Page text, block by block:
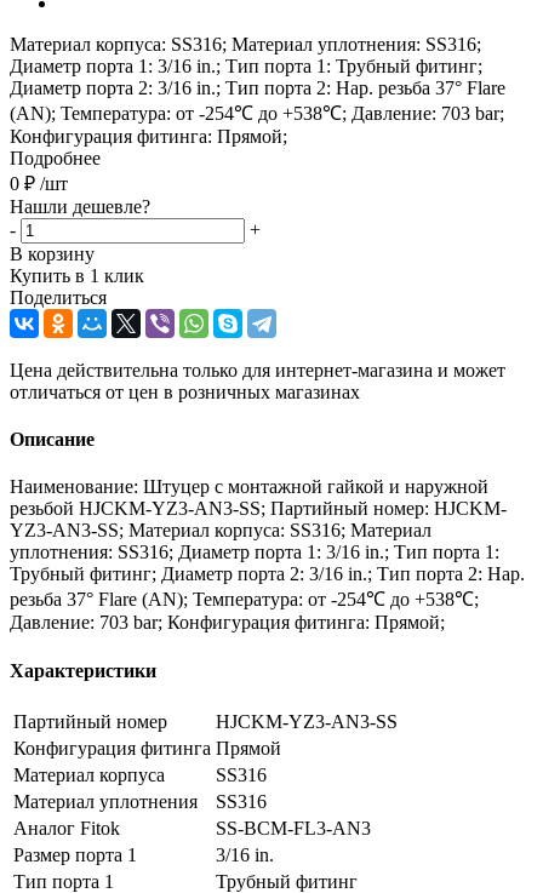
Материал корпуса: SS316; Материал уплотнения: SS316;
Диаметр порта 1: 3/16 in.; Тип порта 1: Трубный фитинг;
Диаметр порта 2: 3/16 in.; Тип порта 2: Нар. резьба 37° Flare
(AN); Температура: от -254℃ до +538℃; Давление: 703 bar;
Конфигурация фитинга: Прямой;
Подробнее
0 ₽ /шт
Нашли дешевле?
-
+
В корзину
Купить в 1 клик
Поделиться
Цена действительна только для интернет-магазина и может
отличаться от цен в розничных магазинах
Описание
Наименование: Штуцер с монтажной гайкой и наружной
резьбой HJCKM-YZ3-AN3-SS; Партийный номер: HJCKM-
YZ3-AN3-SS; Материал корпуса: SS316; Материал
уплотнения: SS316; Диаметр порта 1: 3/16 in.; Тип порта 1:
Трубный фитинг; Диаметр порта 2: 3/16 in.; Тип порта 2: Нар.
резьба 37° Flare (AN); Температура: от -254℃ до +538℃;
Давление: 703 bar; Конфигурация фитинга: Прямой;
Характеристики
Партийный номер
HJCKM-YZ3-AN3-SS
Конфигурация фитинга Прямой
Материал корпуса
SS316
Материал уплотнения
SS316
Аналог Fitok
SS-BCM-FL3-AN3
Размер порта 1
3/16 in.
Тип порта 1
Трубный фитинг